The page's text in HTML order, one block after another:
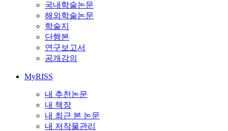
국내학술논문
해외학술논문
학술지
단행본
연구보고서
공개강의
MyRISS
내 추천논문
내 책장
내 최근 본 논문
내 저작물관리